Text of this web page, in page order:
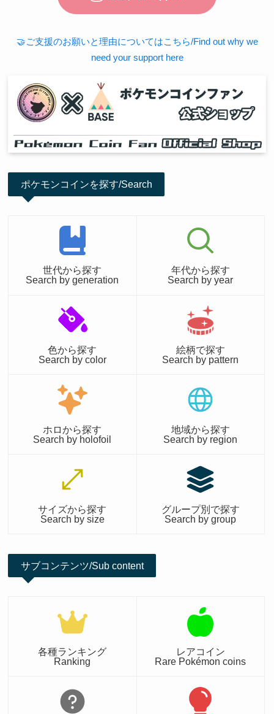
🤝ご支援のお願いと理由についてはこちら/Find out why we
need your support here
ポケモンコインを探す/Search
世代から探す
Search by generation
年代から探す
Search by year
色から探す
Search by color
絵柄で探す
Search by pattern
ホロから探す
Search by holofoil
地域から探す
Search by region
サイズから探す
Search by size
グループ別で探す
Search by group
サブコンテンツ/Sub content
各種ランキング
Ranking
レアコイン
Rare Pokémon coins